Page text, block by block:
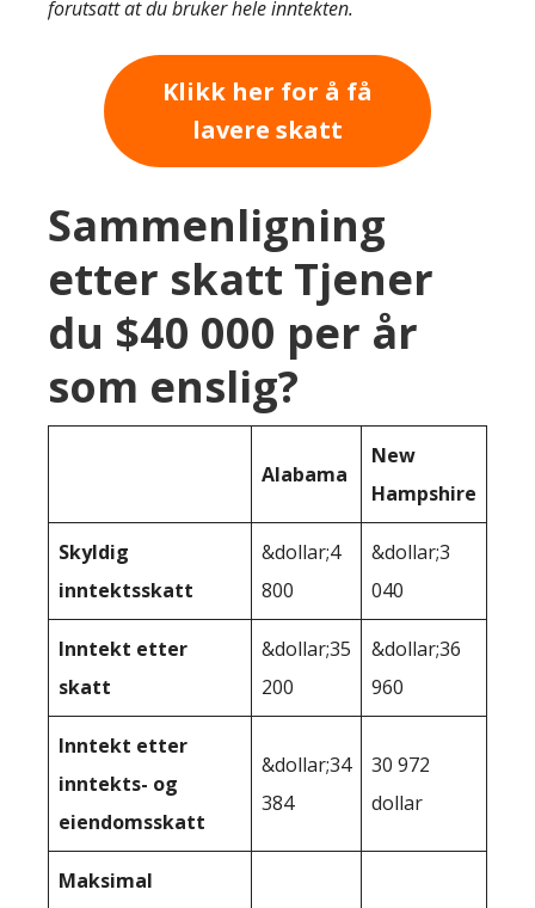
forutsatt at du bruker hele inntekten.
Klikk her for å få
lavere skatt
Sammenligning
etter skatt Tjener
du $40 000 per år
som enslig?
Alabama
New
Hampshire
Skyldig
inntektsskatt
&dollar;4
800
&dollar;3
040
Inntekt etter
skatt
&dollar;35
200
&dollar;36
960
Inntekt etter
inntekts- og
eiendomsskatt
&dollar;34
384
30 972
dollar
Maksimal